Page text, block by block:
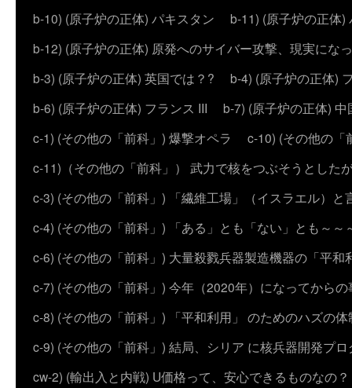
b-10) (原子炉の正体) パキスタン
b-11) (原子炉の正体)
b-12) (原子炉の正体) 原発へのサイバー攻撃、現実にな
b-3) (原子炉の正体) 英国では？?
b-4) (原子炉の正体)
b-6) (原子炉の正体) フランス III
b-7) (原子炉の正体) 中
c-1) (その他の「前科」) 爆撃オペラ
c-10) (その他の「
c-11)（その他の「前科」） 武力で核をつぶそうとした
c-3) (その他の「前科」) 「繊維工場」（イスラエル）と
c-4) (その他の「前科」) 「ある」とも「ない」とも～～
c-6) (その他の「前科」) 大量殺戮兵器製造機器の「平
c-7) (その他の「前科」) 今年（2020年）になってからの
c-8) (その他の「前科」) 「平和利用」 のためのハズの
c-9) (その他の「前科」) 結局、シリア に核兵器開発プ
cw-2) (輸出入と内戦) U価格って、安心できるものなの？